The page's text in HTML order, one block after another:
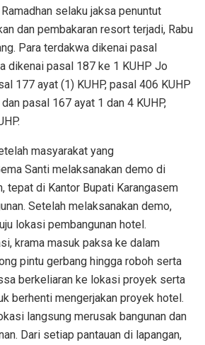
selaku jaksa penuntut
dan pembakaran resort terjadi, Rabu
Para terdakwa dikenai pasal
dikenai pasal 187 ke 1 KUHP Jo
177 ayat (1) KUHP, pasal 406 KUHP
pasal 167 ayat 1 dan 4 KUHP,
masyarakat yang
Santi melaksanakan demo di
tepat di Kantor Bupati Karangasem
Setelah melaksanakan demo,
lokasi pembangunan hotel.
krama masuk paksa ke dalam
pintu gerbang hingga roboh serta
berkeliaran ke lokasi proyek serta
berhenti mengerjakan proyek hotel.
langsung merusak bangunan dan
Dari setiap pantauan di lapangan,